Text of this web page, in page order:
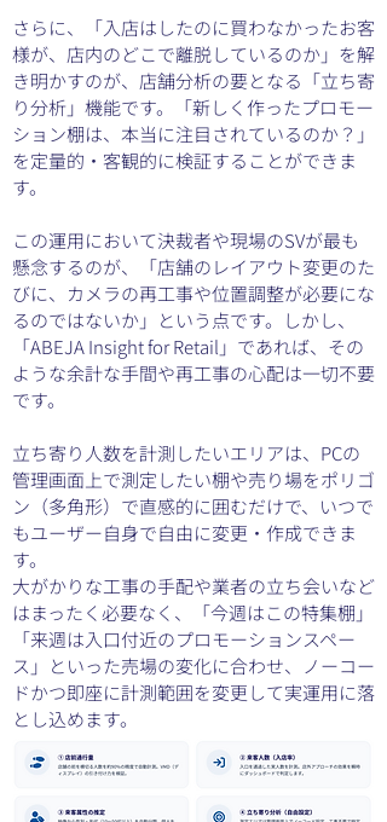
さらに、「入店はしたのに買わなかったお客
様が、店内のどこで離脱しているのか」を解
き明かすのが、店舗分析の要となる「立ち寄
り分析」機能です。「新しく作ったプロモー
ション棚は、本当に注目されているのか？」
を定量的・客観的に検証することができま
す。
この運用において決裁者や現場のSVが最も
懸念するのが、「店舗のレイアウト変更のた
びに、カメラの再工事や位置調整が必要にな
るのではないか」という点です。しかし、
「ABEJA Insight for Retail」であれば、その
ような余計な手間や再工事の心配は一切不要
です。
立ち寄り人数を計測したいエリアは、PCの
管理画面上で測定したい棚や売り場をポリゴ
ン（多角形）で直感的に囲むだけで、いつで
もユーザー自身で自由に変更・作成できま
す。
大がかりな工事の手配や業者の立ち会いなど
はまったく必要なく、「今週はこの特集棚」
「来週は入口付近のプロモーションスペー
ス」といった売場の変化に合わせ、ノーコー
ドかつ即座に計測範囲を変更して実運用に落
とし込めます。